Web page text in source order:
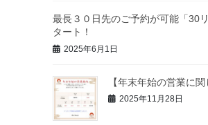
最長３０日先のご予約が可能「30
タート！
2025年6月1日
【年末年始の営業に関
2025年11月28日